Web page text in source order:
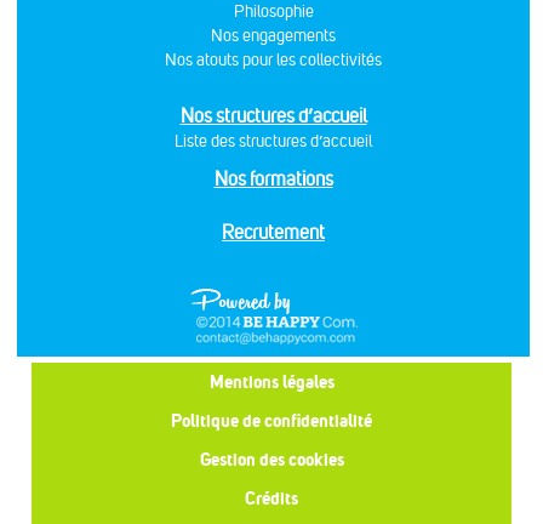
Philosophie
Nos engagements
Nos atouts pour les collectivités
Nos structures d’accueil
Liste des structures d’accueil
Nos formations
Recrutement
Mentions légales
Politique de confidentialité
Gestion des cookies
Crédits